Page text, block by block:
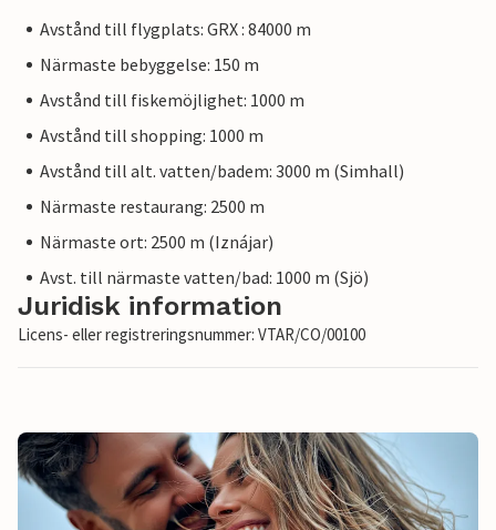
Avstånd till flygplats: GRX : 84000 m
Närmaste bebyggelse: 150 m
Avstånd till fiskemöjlighet: 1000 m
Avstånd till shopping: 1000 m
Avstånd till alt. vatten/badem: 3000 m (Simhall)
Närmaste restaurang: 2500 m
Närmaste ort: 2500 m (Iznájar)
Avst. till närmaste vatten/bad: 1000 m (Sjö)
Juridisk information
Licens- eller registreringsnummer: VTAR/CO/00100